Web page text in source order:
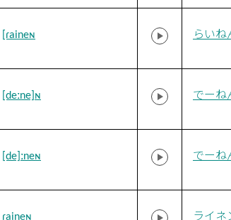
[ɾaineɴ らいね
[deːne]ɴ でーね
[de]ːneɴ でーね
ɾaineɴ ライネ